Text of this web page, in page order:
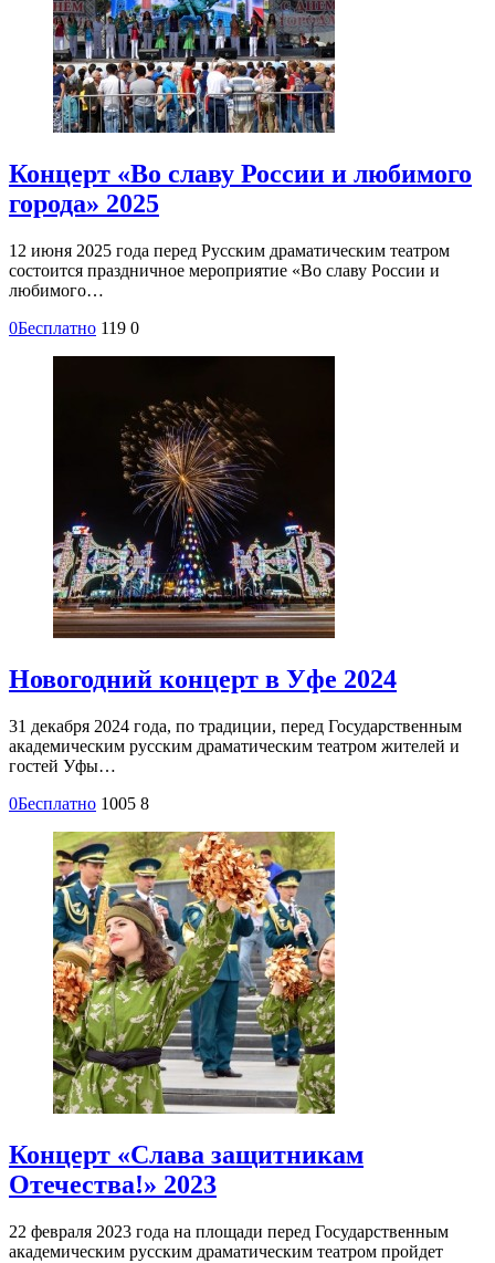
Концерт «Во славу России и любимого
города» 2025
12 июня 2025 года перед Русским драматическим театром
состоится праздничное мероприятие «Во славу России и
любимого…
0Бесплатно 119 0
Новогодний концерт в Уфе 2024
31 декабря 2024 года, по традиции, перед Государственным
академическим русским драматическим театром жителей и
гостей Уфы…
0Бесплатно 1005 8
Концерт «Слава защитникам
Отечества!» 2023
22 февраля 2023 года на площади перед Государственным
академическим русским драматическим театром пройдет